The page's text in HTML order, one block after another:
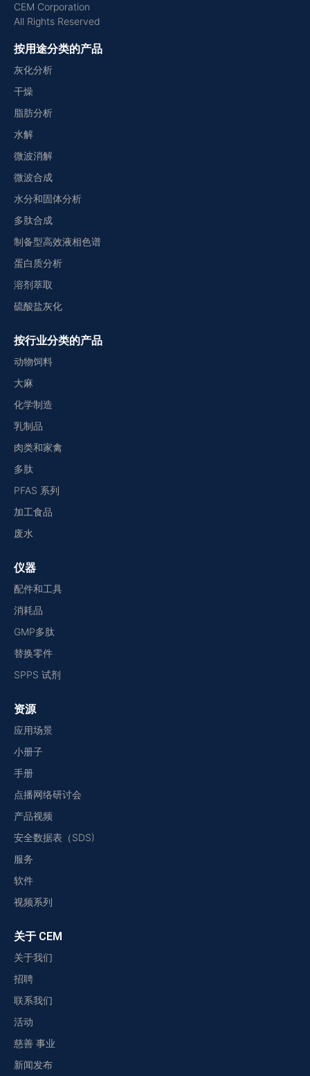
CEM Corporation
All Rights Reserved
按用途分类的产品
灰化分析
干燥
脂肪分析
水解
微波消解
微波合成
水分和固体分析
多肽合成
制备型高效液相色谱
蛋白质分析
溶剂萃取
硫酸盐灰化
按行业分类的产品
动物饲料
大麻
化学制造
乳制品
肉类和家禽
多肽
PFAS 系列
加工食品
废水
仪器
配件和工具
消耗品
GMP多肽
替换零件
SPPS 试剂
资源
应用场景
小册子
手册
点播网络研讨会
产品视频
安全数据表（SDS)
服务
软件
视频系列
关于 CEM
关于我们
招聘
联系我们
活动
慈善 事业
新闻发布